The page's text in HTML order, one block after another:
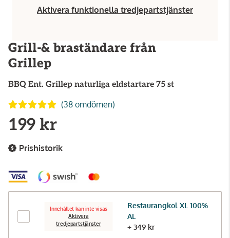
Aktivera funktionella tredjepartstjänster
Grill-& braständare från
Grillep
BBQ Ent. Grillep naturliga eldstartare 75 st
(38 omdömen)
199 kr
Prishistorik
Innehållet kan inte visas
Aktivera
tredjepartstjänster
Restaurangkol XL 100%
AL
+ 349 kr